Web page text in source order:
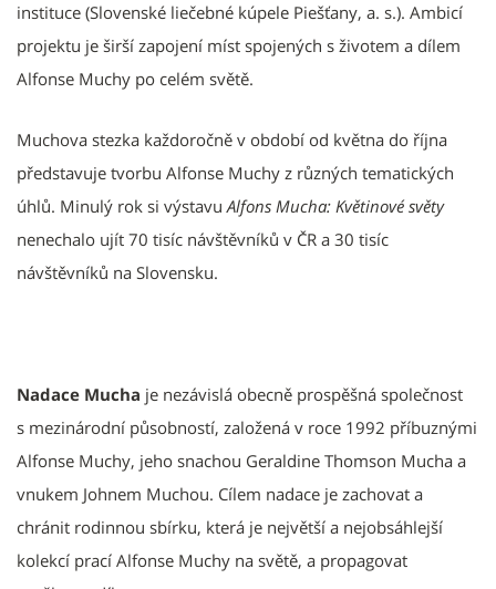
instituce (Slovenské liečebné kúpele Piešťany, a. s.). Ambicí
projektu je širší zapojení míst spojených s životem a dílem
Alfonse Muchy po celém světě.
Muchova stezka každoročně v období od května do října
představuje tvorbu Alfonse Muchy z různých tematických
úhlů. Minulý rok si výstavuAlfons Mucha: Květinové světy
nenechalo ujít 70 tisíc návštěvníků v ČR a 30 tisíc
návštěvníků na Slovensku.
Nadace Mucha je nezávislá obecně prospěšná společnost
s mezinárodní působností, založená v roce 1992 příbuznými
Alfonse Muchy, jeho snachou Geraldine Thomson Mucha a
vnukem Johnem Muchou. Cílem nadace je zachovat a
chránit rodinnou sbírku, která je největší a nejobsáhlejší
kolekcí prací Alfonse Muchy na světě, a propagovat